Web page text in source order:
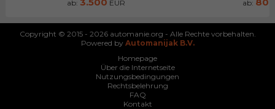
ab: EUR ab:
Copyright © 2015 - 2026 automanie.org - Alle Rechte vorbehalten.
Powered by Automanijak B.V.
Homepage
Über die Internetseite
Nutzungsbedingungen
Rechtsbelehrung
FAQ
Kontakt